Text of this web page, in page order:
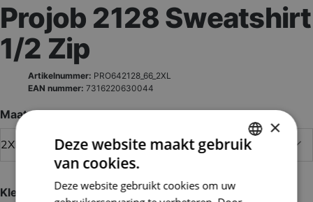
Projob 2128 Sweatshirt
1/2 Zip
Artikelnummer: PRO642128_66_2XL
EAN nummer: 7316220630044
Maat
Kleur
×
Deze website maakt gebruik
van cookies.
Deze website gebruikt cookies om uw